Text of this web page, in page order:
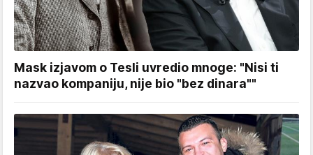
Mask izjavom o Tesli uvredio mnoge: "Nisi ti
nazvao kompaniju, nije bio "bez dinara""